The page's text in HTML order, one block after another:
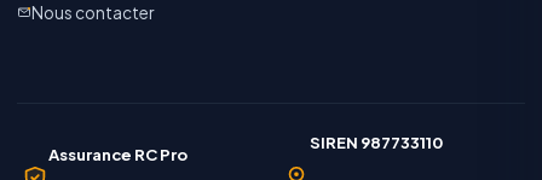
Nous contacter
Assurance RC Pro
SIREN 987733110